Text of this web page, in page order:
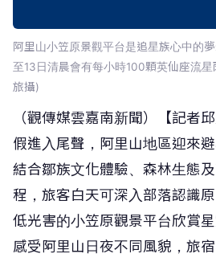
阿里山小笠原景觀平台是追星族心中的
至13日清晨會有每小時100顆英仙座流
旅攝)
（觀傳媒雲嘉南新聞）【記者
假進入尾聲，阿里山地區迎來
結合鄒族文化體驗、森林生態
程，旅客白天可深入部落認識
低光害的小笠原觀景平台欣賞
感受阿里山日夜不同風貌，旅